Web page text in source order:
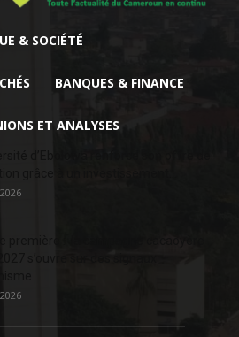
& SOCIÉTÉ
BANQUES & FINANCE
ET ANALYSES